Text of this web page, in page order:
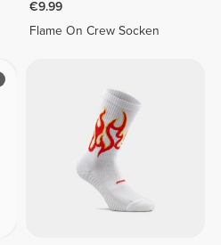
€9.99
Flame On Crew Socken